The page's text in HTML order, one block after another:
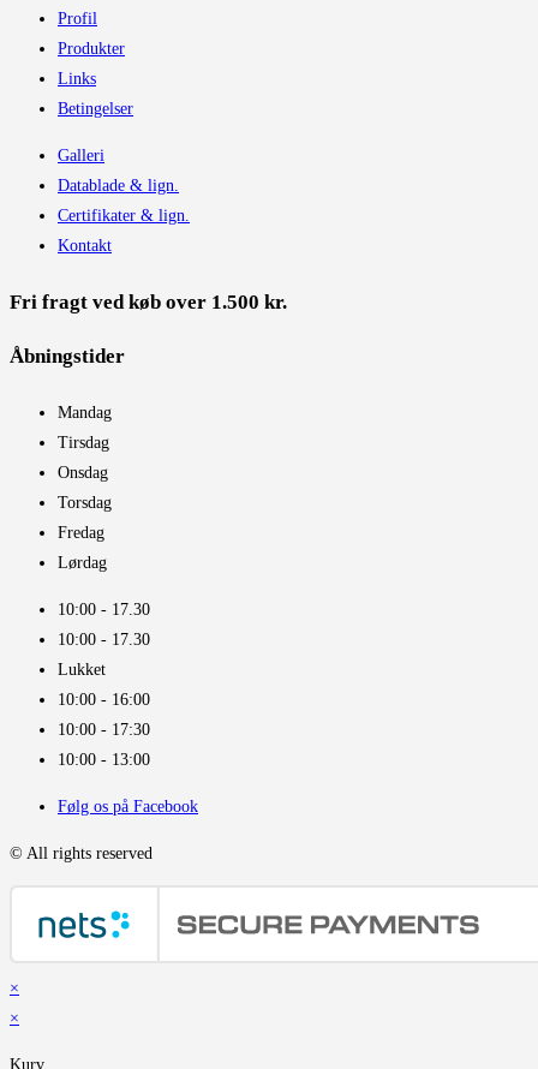
Profil
Produkter
Links
Betingelser
Galleri
Datablade & lign.
Certifikater & lign.
Kontakt
Fri fragt ved køb over 1.500 kr.
Åbningstider​
Mandag
Tirsdag
Onsdag
Torsdag
Fredag
Lørdag
10:00 - 17.30​
10:00 - 17.30​
Lukket
10:00 - 16:00​
10:00 - 17:30
10:00 - 13:00
Følg os på Facebook
© All rights reserved
×
×
Kurv